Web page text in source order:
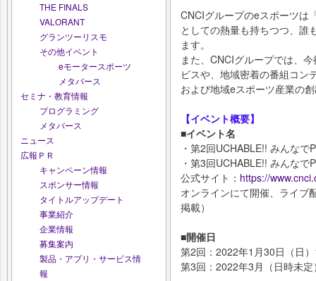
THE FINALS
VALORANT
グランツーリスモ
その他イベント
eモータースポーツ
メタバース
セミナ・教育情報
プログラミング
メタバース
ニュース
広報ＰＲ
キャンペーン情報
スポンサー情報
タイトルアップデート
事業紹介
企業情報
募集案内
製品・アプリ・サービス情
報
CNCIグループのeスポーツは
としての熱量も持ちつつ、誰
ます。
また、CNCIグループでは、
ビスや、地域密着の番組コン
および地域eスポーツ産業の
【イベント概要】
■イベント名
・第2回UCHABLE!! みんなで
・第3回UCHABLE!! みんなで
公式サイト： https://
オンラインにて開催、ライブ
掲載）
■開催日
第2回：2022年1月30日（日
第3回：2022年3月（日時未定